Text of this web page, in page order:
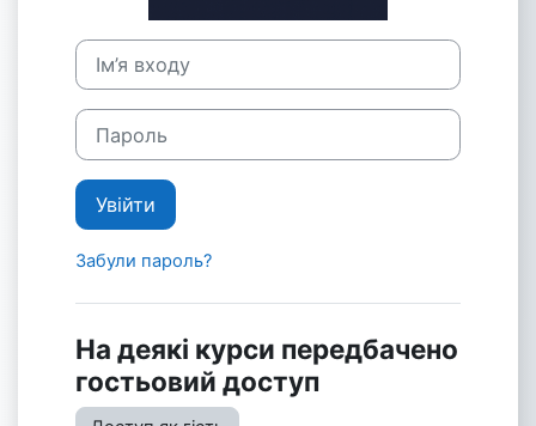
Ім’я входу
Пароль
Увійти
Забули пароль?
На деякі курси передбачено
гостьовий доступ